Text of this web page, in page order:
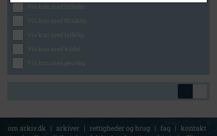
Vis kun med billeder
Vis kun med filmklip
Vis kun med lydklip
Vis kun med kilder
Vis kun med geo-tag
om arkiv.dk | arkiver | rettigheder og brug | faq | kontakt